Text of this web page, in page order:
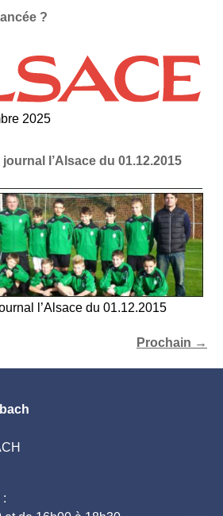
?
2025
l’Alsace du 01.12.2015
l’Alsace du 01.12.2015
Prochain →
: